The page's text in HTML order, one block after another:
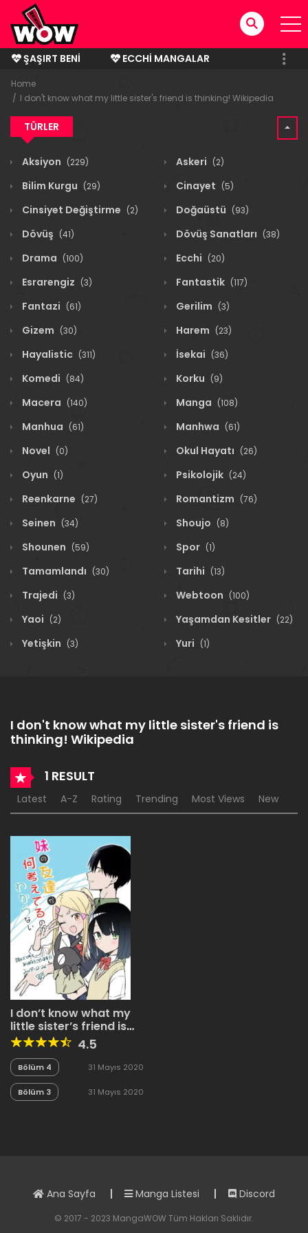
ŞAŞIRT BENI
ECCHI MANGALAR
BITMIŞ MANGALAR
Home
I don't know what my little sister's friend is thinking! Wikipedia
TÜRLER
Aksiyon (229) Askeri (2)
Bilim Kurgu (29) Cinayet (5)
Cinsiyet Değiştirme (2) Doğaüstü (93)
Dövüş (41) Dövüş Sanatları (38)
Drama (100) Ecchi (20)
Esrarengiz (3) Fantastik (117)
Fantazi (61) Gerilim (3)
Gizem (30) Harem (23)
Hayalistic (311) İsekai (36)
Komedi (84) Korku (9)
Macera (140) Manga (108)
Manhua (61) Manhwa (61)
Novel (0) Okul Hayatı (26)
Oyun (1) Psikolojik (24)
Reenkarne (27) Romantizm (76)
Seinen (34) Shoujo (8)
Shounen (59) Spor (1)
Tamamlandı (30) Tarihi (13)
Trajedi (3) Webtoon (100)
Yaoi (2) Yaşamdan Kesitler (22)
Yetişkin (3) Yuri (1)
I don't know what my little sister's friend is
thinking! Wikipedia
1 RESULT
Latest A-Z Rating Trending Most Views New
I don’t know what my
little sister’s friend is
thinking!
4.5
Bölüm 4 31 Mayıs 2020
Bölüm 3 31 Mayıs 2020
Ana Sayfa Manga Listesi Discord
© 2017 - 2023 MangaWOW Tüm Hakları Saklıdır.